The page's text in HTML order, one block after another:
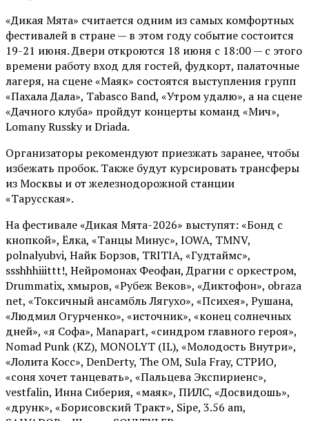
«Дикая Мята» считается одним из самых комфортных
фестивалей в стране — в этом году событие состоится
19-21 июня. Двери откроются 18 июня с 18:00 — с этого
времени работу вход для гостей, фудкорт, палаточные
лагеря, на сцене «Маяк» состоятся выступления групп
«Пахала Дала», Tabasco Band, «Утром удалю», а на сцене
«Дачного клуба» пройдут концерты команд «Мич»,
Lomany Russky и Driada.
Организаторы рекомендуют приезжать заранее, чтобы
избежать пробок. Также будут курсировать трансферы
из Москвы и от железнодорожной станции
«Тарусская».
На фестивале «Дикая Мята-2026» выступят: «Бонд с
кнопкой», Ёлка, «Танцы Минус», IOWA, TMNV,
polnalyubvi, Найк Борзов, TRITIA, «Гудтаймс»,
ssshhhiiittt!, Нейромонах Феофан, Драгни с оркестром,
Drummatix, хмыров, «Рубеж Веков», «Диктофон», obraza
net, «Токсичный ансамбль Лягухо», «Психея», Рушана,
«Людмил Огурченко», «источник», «конец солнечных
дней», «я Софа», Manapart, «синдром главного героя»,
Nomad Punk (KZ), MONOLYT (IL), «Молодость Внутри»,
«Лолита Косс», DenDerty, The OM, Sula Fray, СТРИО,
«соня хочет танцевать», «Пальцева Экспириенс»,
vestfalin, Инна Сиберия, «маяк», ПИЛС, «Досвидошь»,
«друнк», «Борисовский Тракт», Sipe, 3.56 am,